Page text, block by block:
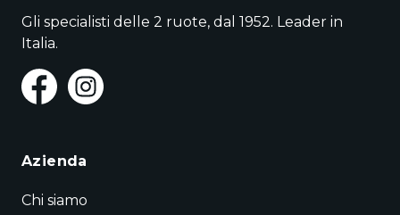
Gli specialisti delle 2 ruote, dal 1952. Leader in
Italia.
Azienda
Chi siamo